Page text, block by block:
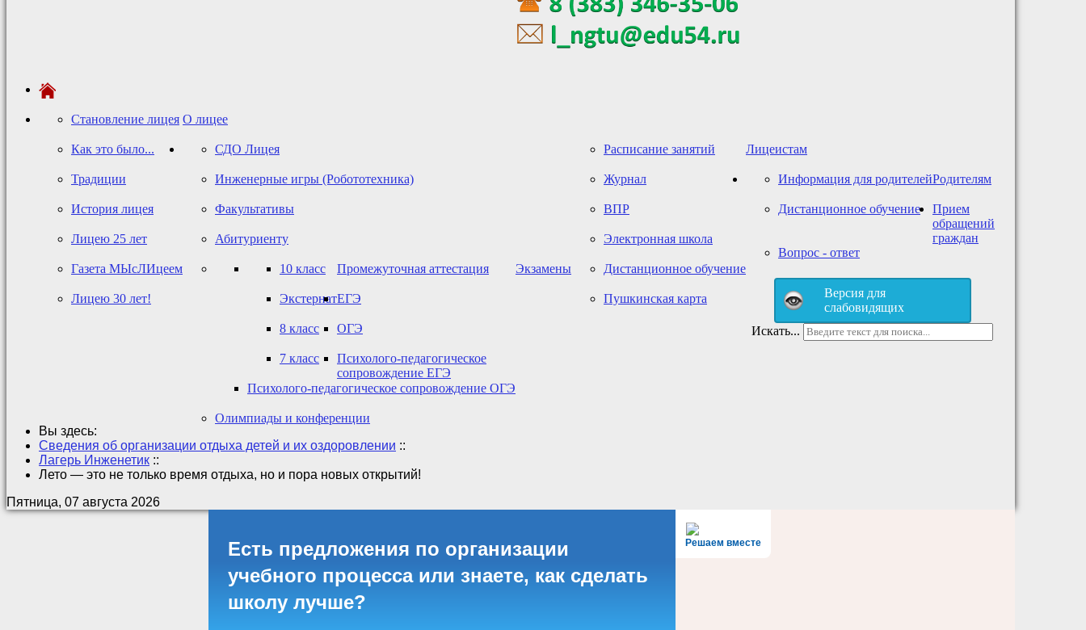
О лицее
Становление лицея
Как это было...
Традиции
История лицея
Лицею 25 лет
Газета МЫсЛИцеем
Лицею 30 лет!
Лицеистам
СДО Лицея
Инженерные игры (Робототехника)
Факультативы
Абитуриенту
Экзамены
Промежуточная аттестация
10 класс
Экстернат
8 класс
7 класс
ЕГЭ
ОГЭ
Психолого-педагогическое
сопровождение ЕГЭ
Психолого-педагогическое сопровождение ОГЭ
Олимпиады и конференции
Расписание занятий
Журнал
ВПР
Электронная школа
Дистанционное обучение
Пушкинская карта
Родителям
Информация для родителей
Дистанционное обучение
Прием
обращений
граждан
Вопрос - ответ
Версия для
слабовидящих
Искать...
Вы здесь:
Сведения об организации отдыха детей и их оздоровлении ::
Лагерь Инженетик ::
Лето — это не только время отдыха, но и пора новых открытий!
Пятница, 07 августа 2026
Решаем вместе
Есть предложения по организации
учебного процесса или знаете, как сделать
школу лучше?